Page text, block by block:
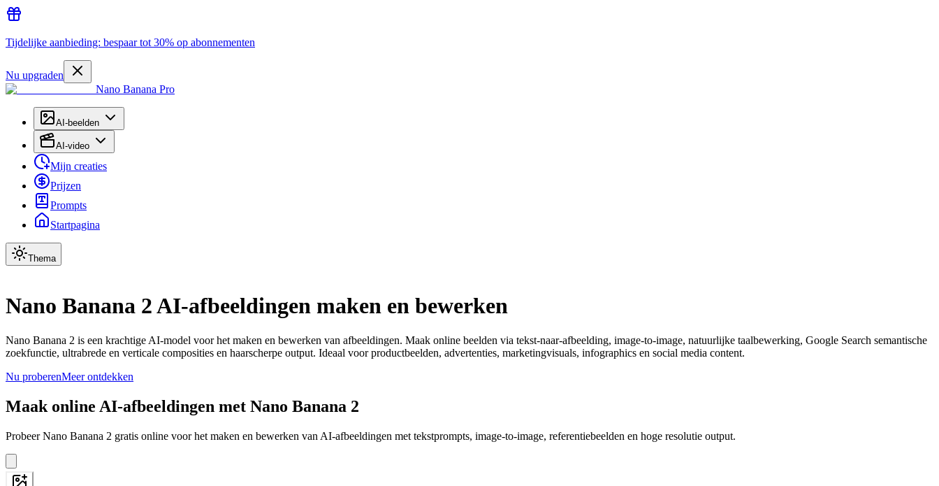
Tijdelijke aanbieding: bespaar tot 30% op abonnementen
Nu upgraden
Nano Banana Pro
AI-beelden
AI-video
Mijn creaties
Prijzen
Prompts
Startpagina
Thema
Nano Banana 2 AI-afbeeldingen maken en bewerken
Nano Banana 2 is een krachtige AI-model voor het maken en bewerken van afbeeldingen. Maak online beelden via tekst-naar-afbeelding, image-to-image, natuurlijke taalbewerking, Google Search semantische
zoekfunctie, ultrabrede en verticale composities en haarscherpe output. Ideaal voor productbeelden, advertenties, marketingvisuals, infographics en social media content.
Nu proberenMeer ontdekken
Maak online AI-afbeeldingen met Nano Banana 2
Probeer Nano Banana 2 gratis online voor het maken en bewerken van AI-afbeeldingen met tekstprompts, image-to-image, referentiebeelden en hoge resolutie output.